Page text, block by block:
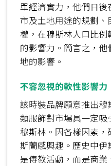
單經濟實力，他們日
市及土地用途的規劃
權，在穆斯林人口比
的影響力。簡言之，
地的影響。
不容忽視的軟性影響力
該時裝品牌願意推出
類服飾對市場具一定
穆斯林。因各樣因素
斯蘭感興趣。歷史中
是傳教活動，而是商